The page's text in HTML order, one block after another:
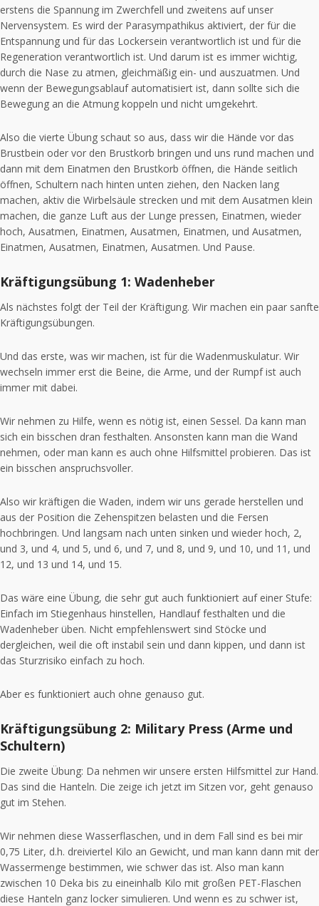
erstens die Spannung im Zwerchfell und zweitens auf unser
Nervensystem. Es wird der Parasympathikus aktiviert, der für die
Entspannung und für das Lockersein verantwortlich ist und für die
Regeneration verantwortlich ist. Und darum ist es immer wichtig,
durch die Nase zu atmen, gleichmäßig ein- und auszuatmen. Und
wenn der Bewegungsablauf automatisiert ist, dann sollte sich die
Bewegung an die Atmung koppeln und nicht umgekehrt.
Also die vierte Übung schaut so aus, dass wir die Hände vor das
Brustbein oder vor den Brustkorb bringen und uns rund machen und
dann mit dem Einatmen den Brustkorb öffnen, die Hände seitlich
öffnen, Schultern nach hinten unten ziehen, den Nacken lang
machen, aktiv die Wirbelsäule strecken und mit dem Ausatmen klein
machen, die ganze Luft aus der Lunge pressen, Einatmen, wieder
hoch, Ausatmen, Einatmen, Ausatmen, Einatmen, und Ausatmen,
Einatmen, Ausatmen, Einatmen, Ausatmen. Und Pause.
Kräftigungsübung 1: Wadenheber
Als nächstes folgt der Teil der Kräftigung. Wir machen ein paar sanfte
Kräftigungsübungen.
Und das erste, was wir machen, ist für die Wadenmuskulatur. Wir
wechseln immer erst die Beine, die Arme, und der Rumpf ist auch
immer mit dabei.
Wir nehmen zu Hilfe, wenn es nötig ist, einen Sessel. Da kann man
sich ein bisschen dran festhalten. Ansonsten kann man die Wand
nehmen, oder man kann es auch ohne Hilfsmittel probieren. Das ist
ein bisschen anspruchsvoller.
Also wir kräftigen die Waden, indem wir uns gerade herstellen und
aus der Position die Zehenspitzen belasten und die Fersen
hochbringen. Und langsam nach unten sinken und wieder hoch, 2,
und 3, und 4, und 5, und 6, und 7, und 8, und 9, und 10, und 11, und
12, und 13 und 14, und 15.
Das wäre eine Übung, die sehr gut auch funktioniert auf einer Stufe:
Einfach im Stiegenhaus hinstellen, Handlauf festhalten und die
Wadenheber üben. Nicht empfehlenswert sind Stöcke und
dergleichen, weil die oft instabil sein und dann kippen, und dann ist
das Sturzrisiko einfach zu hoch.
Aber es funktioniert auch ohne genauso gut.
Kräftigungsübung 2: Military Press (Arme und
Schultern)
Die zweite Übung: Da nehmen wir unsere ersten Hilfsmittel zur Hand.
Das sind die Hanteln. Die zeige ich jetzt im Sitzen vor, geht genauso
gut im Stehen.
Wir nehmen diese Wasserflaschen, und in dem Fall sind es bei mir
0,75 Liter, d.h. dreiviertel Kilo an Gewicht, und man kann dann mit der
Wassermenge bestimmen, wie schwer das ist. Also man kann
zwischen 10 Deka bis zu eineinhalb Kilo mit großen PET-Flaschen
diese Hanteln ganz locker simulieren. Und wenn es zu schwer ist,